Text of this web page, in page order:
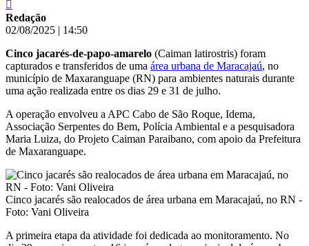
Redação
02/08/2025 | 14:50
Cinco jacarés-de-papo-amarelo (Caiman latirostris) foram
capturados e transferidos de uma área urbana de Maracajaú, no
município de Maxaranguape (RN) para ambientes naturais durante
uma ação realizada entre os dias 29 e 31 de julho.
A operação envolveu a APC Cabo de São Roque, Idema,
Associação Serpentes do Bem, Polícia Ambiental e a pesquisadora
Maria Luiza, do Projeto Caiman Paraibano, com apoio da Prefeitura
de Maxaranguape.
Cinco jacarés são realocados de área urbana em Maracajaú, no RN -
Foto: Vani Oliveira
A primeira etapa da atividade foi dedicada ao monitoramento. No